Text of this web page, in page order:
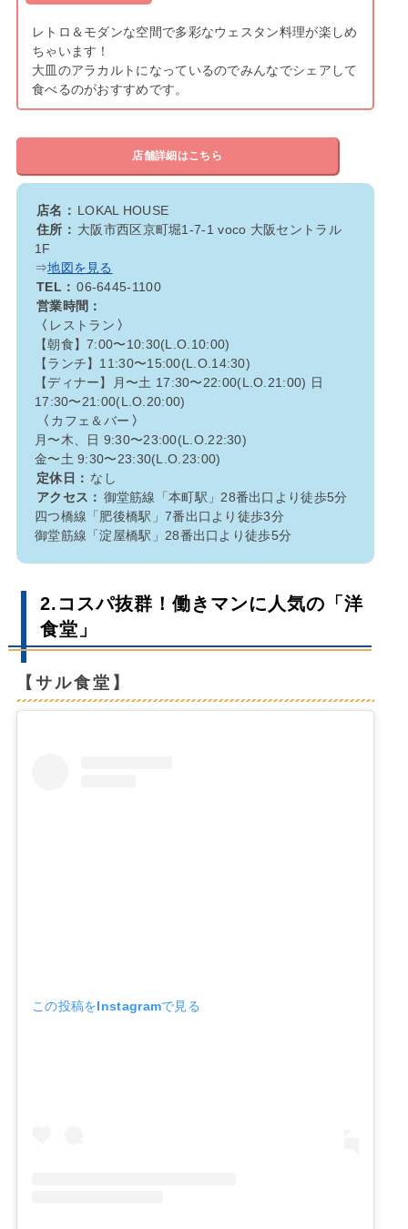
レトロ＆モダンな空間で多彩なウェスタン料理が楽しめ
ちゃいます！
大皿のアラカルトになっているのでみんなでシェアして
食べるのがおすすめです。
店舗詳細はこちら
店名： LOKAL HOUSE
住所： 大阪市西区京町堀1-7-1 voco 大阪セントラル
1F
⇒地図を見る
TEL： 06-6445-1100
営業時間：
〈 レストラン 〉
【朝食】7:00〜10:30(L.O.10:00)
【ランチ】11:30〜15:00(L.O.14:30)
【ディナー】月〜土 17:30〜22:00(L.O.21:00) 日
17:30〜21:00(L.O.20:00)
〈 カフェ＆バー 〉
月〜木、日 9:30〜23:00(L.O.22:30)
金〜土 9:30〜23:30(L.O.23:00)
定休日： なし
アクセス： 御堂筋線「本町駅」28番出口より徒歩5分
四つ橋線「肥後橋駅」7番出口より徒歩3分
御堂筋線「淀屋橋駅」28番出口より徒歩5分
2.コスパ抜群！働きマンに人気の「洋
食堂」
【サル食堂】
この投稿をInstagramで見る